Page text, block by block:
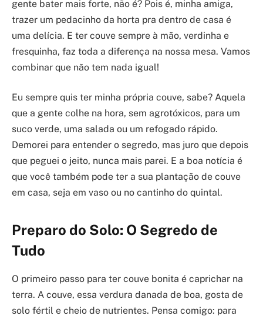
gente bater mais forte, não é? Pois é, minha amiga,
trazer um pedacinho da horta pra dentro de casa é
uma delícia. E ter couve sempre à mão, verdinha e
fresquinha, faz toda a diferença na nossa mesa. Vamos
combinar que não tem nada igual!
Eu sempre quis ter minha própria couve, sabe? Aquela
que a gente colhe na hora, sem agrotóxicos, para um
suco verde, uma salada ou um refogado rápido.
Demorei para entender o segredo, mas juro que depois
que peguei o jeito, nunca mais parei. E a boa notícia é
que você também pode ter a sua plantação de couve
em casa, seja em vaso ou no cantinho do quintal.
Preparo do Solo: O Segredo de
Tudo
O primeiro passo para ter couve bonita é caprichar na
terra. A couve, essa verdura danada de boa, gosta de
solo fértil e cheio de nutrientes. Pensa comigo: para